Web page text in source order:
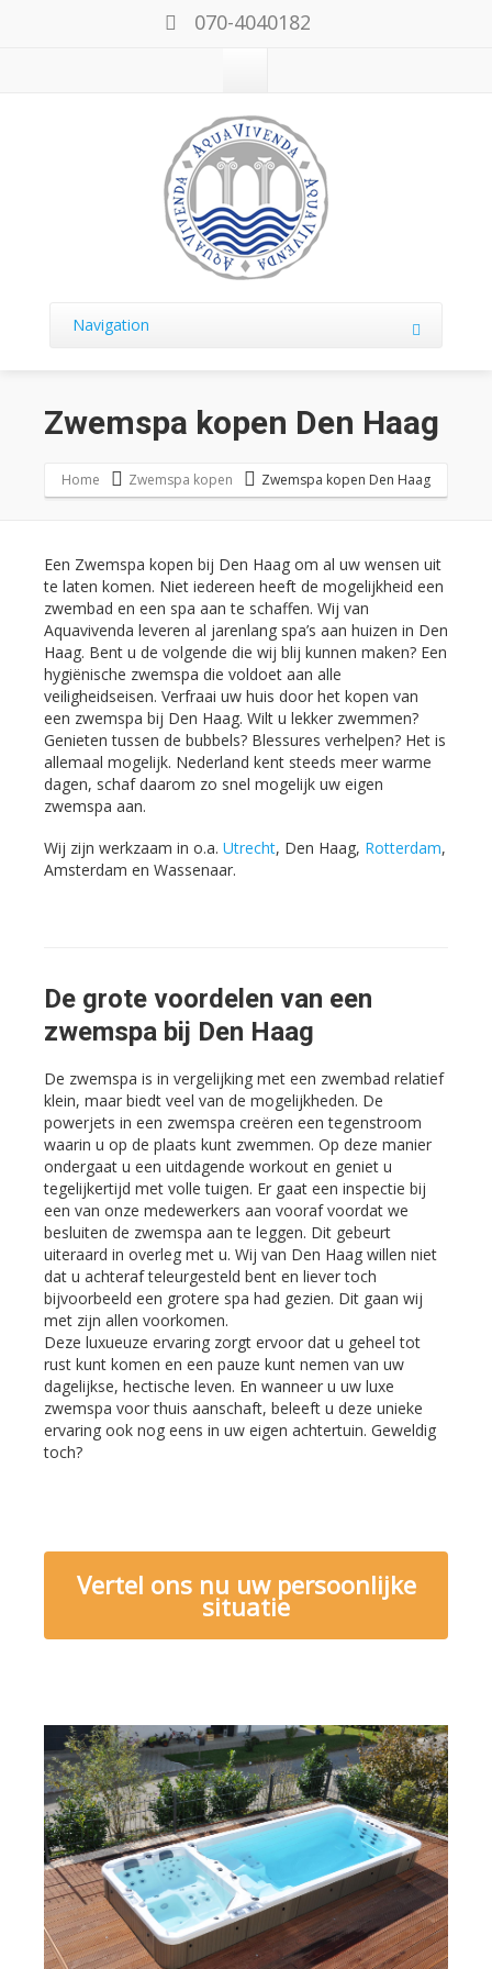
070-4040182
Navigation
Zwemspa kopen Den Haag
Home Zwemspa kopen Zwemspa kopen Den Haag
Een Zwemspa kopen bij Den Haag om al uw wensen uit
te laten komen. Niet iedereen heeft de mogelijkheid een
zwembad en een spa aan te schaffen. Wij van
Aquavivenda leveren al jarenlang spa’s aan huizen in Den
Haag. Bent u de volgende die wij blij kunnen maken? Een
hygiënische zwemspa die voldoet aan alle
veiligheidseisen. Verfraai uw huis door het kopen van
een zwemspa bij Den Haag. Wilt u lekker zwemmen?
Genieten tussen de bubbels? Blessures verhelpen? Het is
allemaal mogelijk. Nederland kent steeds meer warme
dagen, schaf daarom zo snel mogelijk uw eigen
zwemspa aan.
Wij zijn werkzaam in o.a. Utrecht, Den Haag, Rotterdam,
Amsterdam en Wassenaar.
De grote voordelen van een
zwemspa bij Den Haag
De zwemspa is in vergelijking met een zwembad relatief
klein, maar biedt veel van de mogelijkheden. De
powerjets in een zwemspa creëren een tegenstroom
waarin u op de plaats kunt zwemmen. Op deze manier
ondergaat u een uitdagende workout en geniet u
tegelijkertijd met volle tuigen. Er gaat een inspectie bij
een van onze medewerkers aan vooraf voordat we
besluiten de zwemspa aan te leggen. Dit gebeurt
uiteraard in overleg met u. Wij van Den Haag willen niet
dat u achteraf teleurgesteld bent en liever toch
bijvoorbeeld een grotere spa had gezien. Dit gaan wij
met zijn allen voorkomen.
Deze luxueuze ervaring zorgt ervoor dat u geheel tot
rust kunt komen en een pauze kunt nemen van uw
dagelijkse, hectische leven. En wanneer u uw luxe
zwemspa voor thuis aanschaft, beleeft u deze unieke
ervaring ook nog eens in uw eigen achtertuin. Geweldig
toch?
Vertel ons nu uw persoonlijke
situatie